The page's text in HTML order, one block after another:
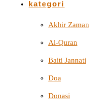
kategori
Akhir Zaman
Al-Quran
Baiti Jannati
Doa
Donasi